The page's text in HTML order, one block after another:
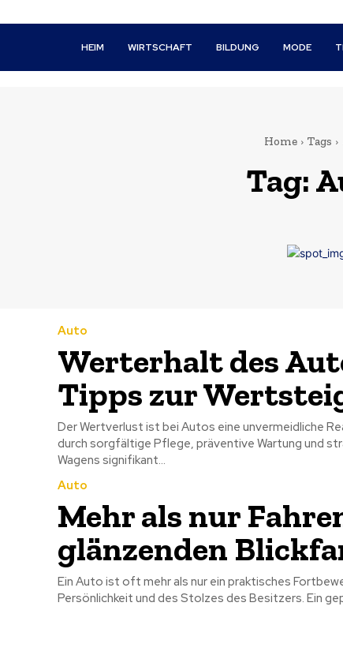
HEIM WIRTSCHAFT BILDUNG MODE
Home Tags
Tag:
Auto
Werterhalt des
Tipps zur
Der Wertverlust ist bei Autos eine unvermeidliche
durch sorgfältige Pflege, präventive Wartung und
Wagens signifikant...
Auto
Mehr als nur
glänzenden
Ein Auto ist oft mehr als nur ein praktisches
Persönlichkeit und des Stolzes des Besitzers. Ein